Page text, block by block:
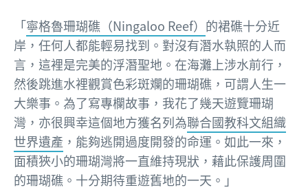
「寧格魯珊瑚礁（Ningaloo Reef） 的裙礁十分近
岸，任何人都能輕易找到。對沒有潛水執照的人而
言，這裡是完美的浮潛聖地。在海灘上涉水前行，
然後跳進水裡觀賞色彩斑斕的珊瑚礁，可謂人生一
大樂事。為了寫專欄故事，我花了幾天遊覽珊瑚
灣，亦很興幸這個地方獲名列為聯合國教科文組織
世界遺產 ，能夠逃開過度開發的命運。如此一來，
面積狹小的珊瑚灣將一直維持現狀，藉此保護周圍
的珊瑚礁。十分期待重遊舊地的一天。」